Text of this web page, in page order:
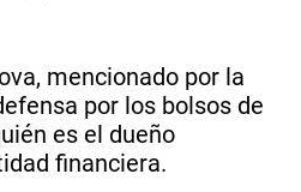
mencionado por la
por los bolsos de
es el dueño
financiera.